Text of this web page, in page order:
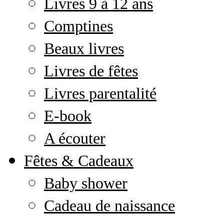
Livres 9 à 12 ans
Comptines
Beaux livres
Livres de fêtes
Livres parentalité
E-book
A écouter
Fêtes & Cadeaux
Baby shower
Cadeau de naissance